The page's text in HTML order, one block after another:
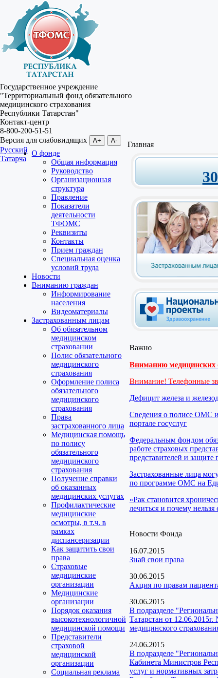
Государственное учреждение
"Территориальный фонд обязательного
медицинского страхования
Республики Татарстан"
Контакт-центр
8-800-200-51-51
Версия для слабовидящих
A+ A-
Русский
Татарча
О фонде
Общая информация
Руководство
Организационная
структура
Правление
Показатели
деятельности
ТФОМС
Реквизиты
Контакты
Прием граждан
Специальная оценка
условий труда
Новости
Вниманию граждан
Информирование
населения
Видеоматериалы
Застрахованным лицам
Об обязательном
медицинском
страховании
Полис обязательного
медицинского
страхования
Оформление полиса
обязательного
медицинского
страхования
Права
застрахованного лица
Медицинская помощь
по полису
обязательного
медицинского
страхования
Получение справки
об оказанных
медицинских услугах
Профилактические
медицинские
осмотры, в т.ч. в
рамках
диспансеризации
Как защитить свои
права
Страховые
медицинские
организации
Медицинские
организации
Порядок оказания
высокотехнологичной
медицинской помощи
Представители
страховой
медицинской
организации
Социальная реклама
Главная
Важно
Вниманию медицинских
Внимание! Телефонные
Дефицит железа и
Сведения о полисе ОМС
портале госуслуг
Федеральным фондом
работе страховых
представителей и защите
Застрахованные лица
по программе ОМС на
«Рак становится
лечиться и почему нельзя
Новости Фонда
16.07.2015
Знай свои права
30.06.2015
Акция по правам
30.06.2015
В подразделе
Татарстан от
медицинского
24.06.2015
В подразделе
Кабинета Министров
услуг и нормативных